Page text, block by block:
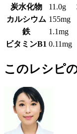
炭水化物
11.0g
カルシウム 155mg
鉄
1.1mg
ビタミンB1 0.11mg
このレシピ